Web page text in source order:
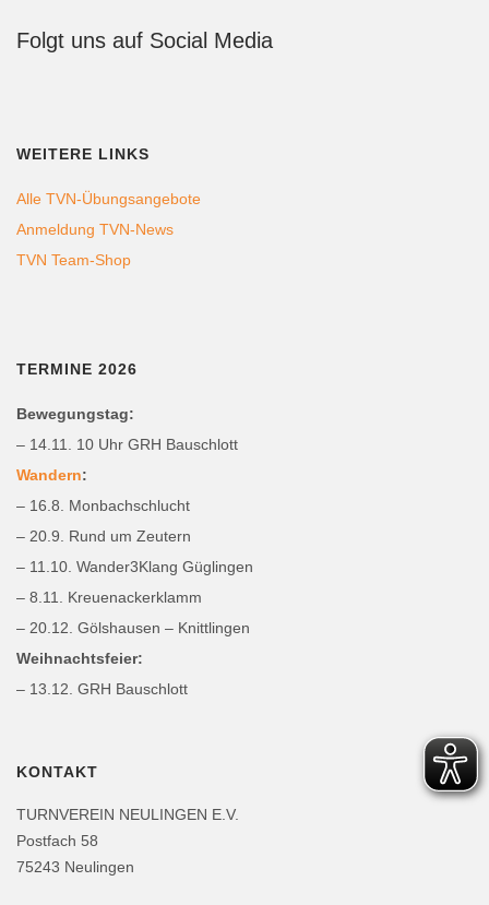
Folgt uns auf Social Media
WEITERE LINKS
Alle TVN-Übungsangebote
Anmeldung TVN-News
TVN Team-Shop
TERMINE 2026
Bewegungstag:
– 14.11. 10 Uhr GRH Bauschlott
Wandern:
– 16.8. Monbachschlucht
– 20.9. Rund um Zeutern
– 11.10. Wander3Klang Güglingen
– 8.11. Kreuenackerklamm
– 20.12. Gölshausen – Knittlingen
Weihnachtsfeier:
– 13.12. GRH Bauschlott
KONTAKT
TURNVEREIN NEULINGEN E.V.
Postfach 58
75243 Neulingen